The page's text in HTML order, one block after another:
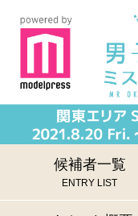
候補者一覧
ENTRY LIST